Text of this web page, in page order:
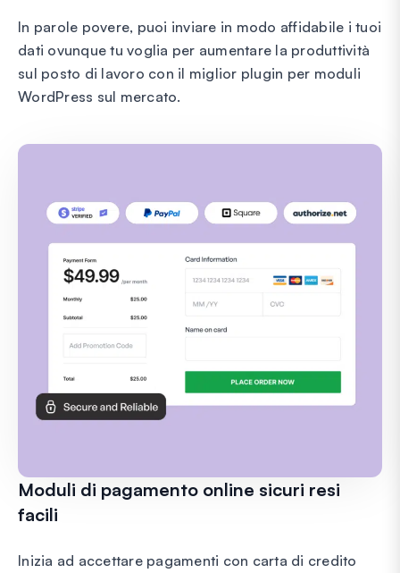
In parole povere, puoi inviare in modo affidabile i tuoi
dati ovunque tu voglia per aumentare la produttività
sul posto di lavoro con il miglior plugin per moduli
WordPress sul mercato.
Moduli di pagamento online sicuri resi
facili
Inizia ad accettare pagamenti con carta di credito